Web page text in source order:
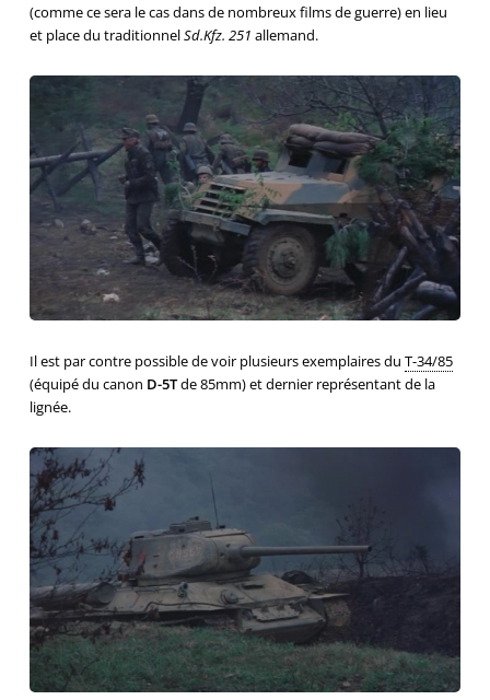
(comme ce sera le cas dans de nombreux films de guerre) en lieu
et place du traditionnelSd.Kfz. 251 allemand.
Il est par contre possible de voir plusieurs exemplaires du T-34/85
(équipé du canon D-5Tde 85mm) et dernier représentant de la
lignée.